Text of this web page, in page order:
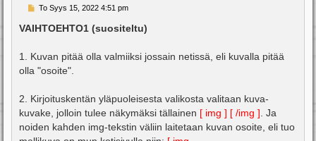
V
e
i
To Syys 15, 2022 4:51 pm
VAIHTOEHTO1 (suositeltu)
1. Kuvan pitää olla valmiiksi jossain netissä, eli kuvalla pitää
olla "osoite".
2. Kirjoituskentän yläpuoleisesta valikosta valitaan kuva-
kuvake, jolloin tulee näkymäksi tällainen [ img ] [ /img ] . Ja
noiden kahden img-tekstin väliin laitetaan kuvan osoite, eli tuo